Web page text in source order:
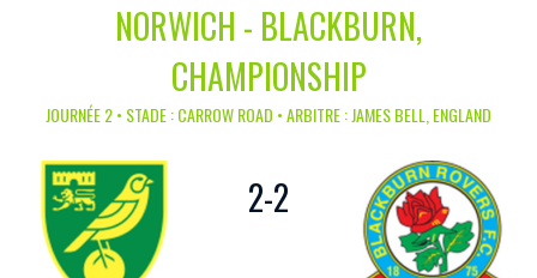
NORWICH - BLACKBURN,
CHAMPIONSHIP
JOURNÉE 2 • STADE : CARROW ROAD • ARBITRE : JAMES BELL, ENGLAND
2-2